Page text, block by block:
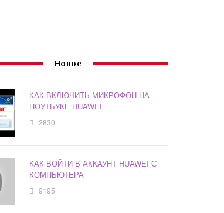
Новое
КАК ВКЛЮЧИТЬ МИКРОФОН НА
НОУТБУКЕ HUAWEI
2830
КАК ВОЙТИ В АККАУНТ HUAWEI С
КОМПЬЮТЕРА
9195